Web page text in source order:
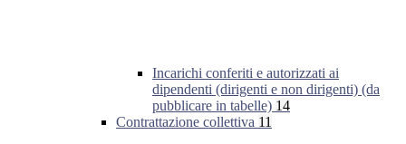
Incarichi conferiti e autorizzati ai
dipendenti (dirigenti e non dirigenti) (da
pubblicare in tabelle) 14
Contrattazione collettiva 11